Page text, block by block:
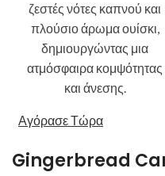
ζεστές νότες καπνού και
πλούσιο άρωμα ουίσκι,
δημιουργώντας μια
ατμόσφαιρα κομψότητας
και άνεσης.
Αγόρασε Τώρα
Gingerbread